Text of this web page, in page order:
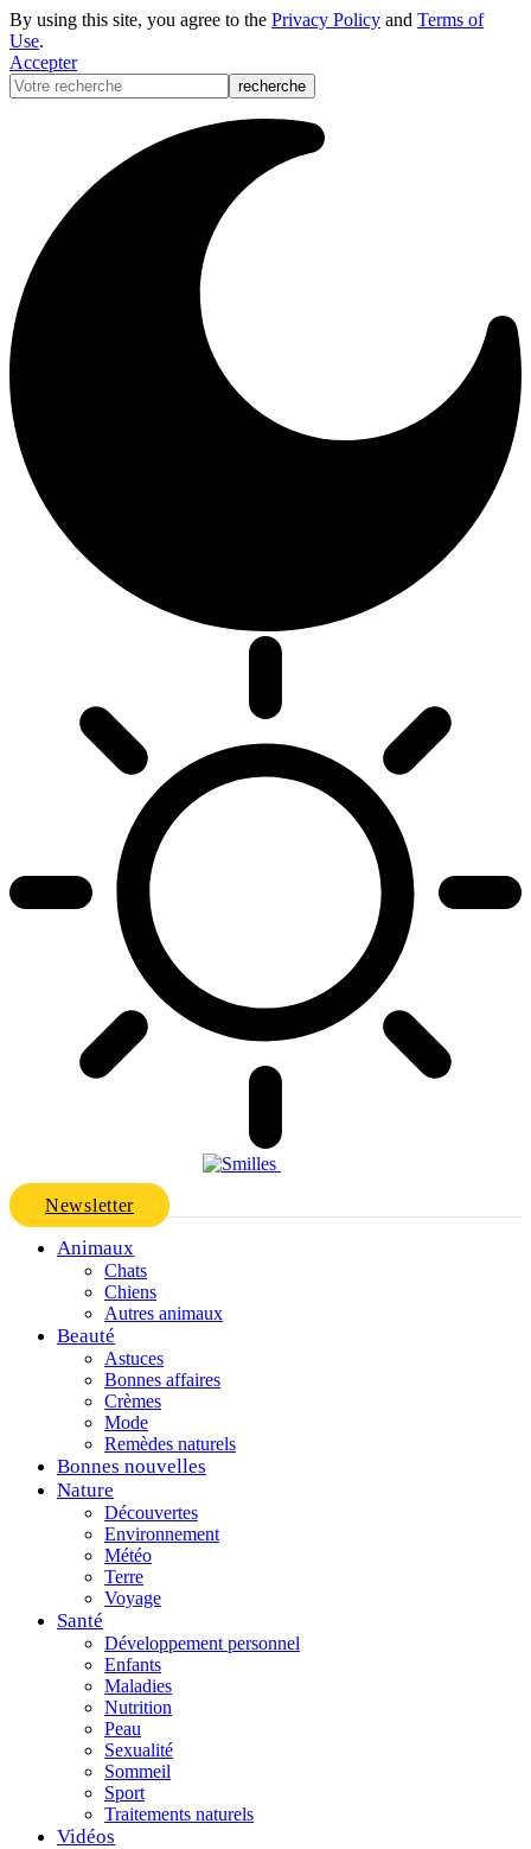
By using this site, you agree to the Privacy Policy and Terms of
Use.
Accepter
Newsletter
Animaux
Chats
Chiens
Autres animaux
Beauté
Astuces
Bonnes affaires
Crèmes
Mode
Remèdes naturels
Bonnes nouvelles
Nature
Découvertes
Environnement
Météo
Terre
Voyage
Santé
Développement personnel
Enfants
Maladies
Nutrition
Peau
Sexualité
Sommeil
Sport
Traitements naturels
Vidéos